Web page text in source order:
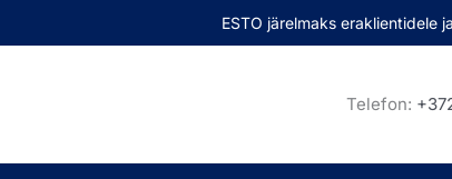
ESTO järelmaks eraklientidele
Telefon: